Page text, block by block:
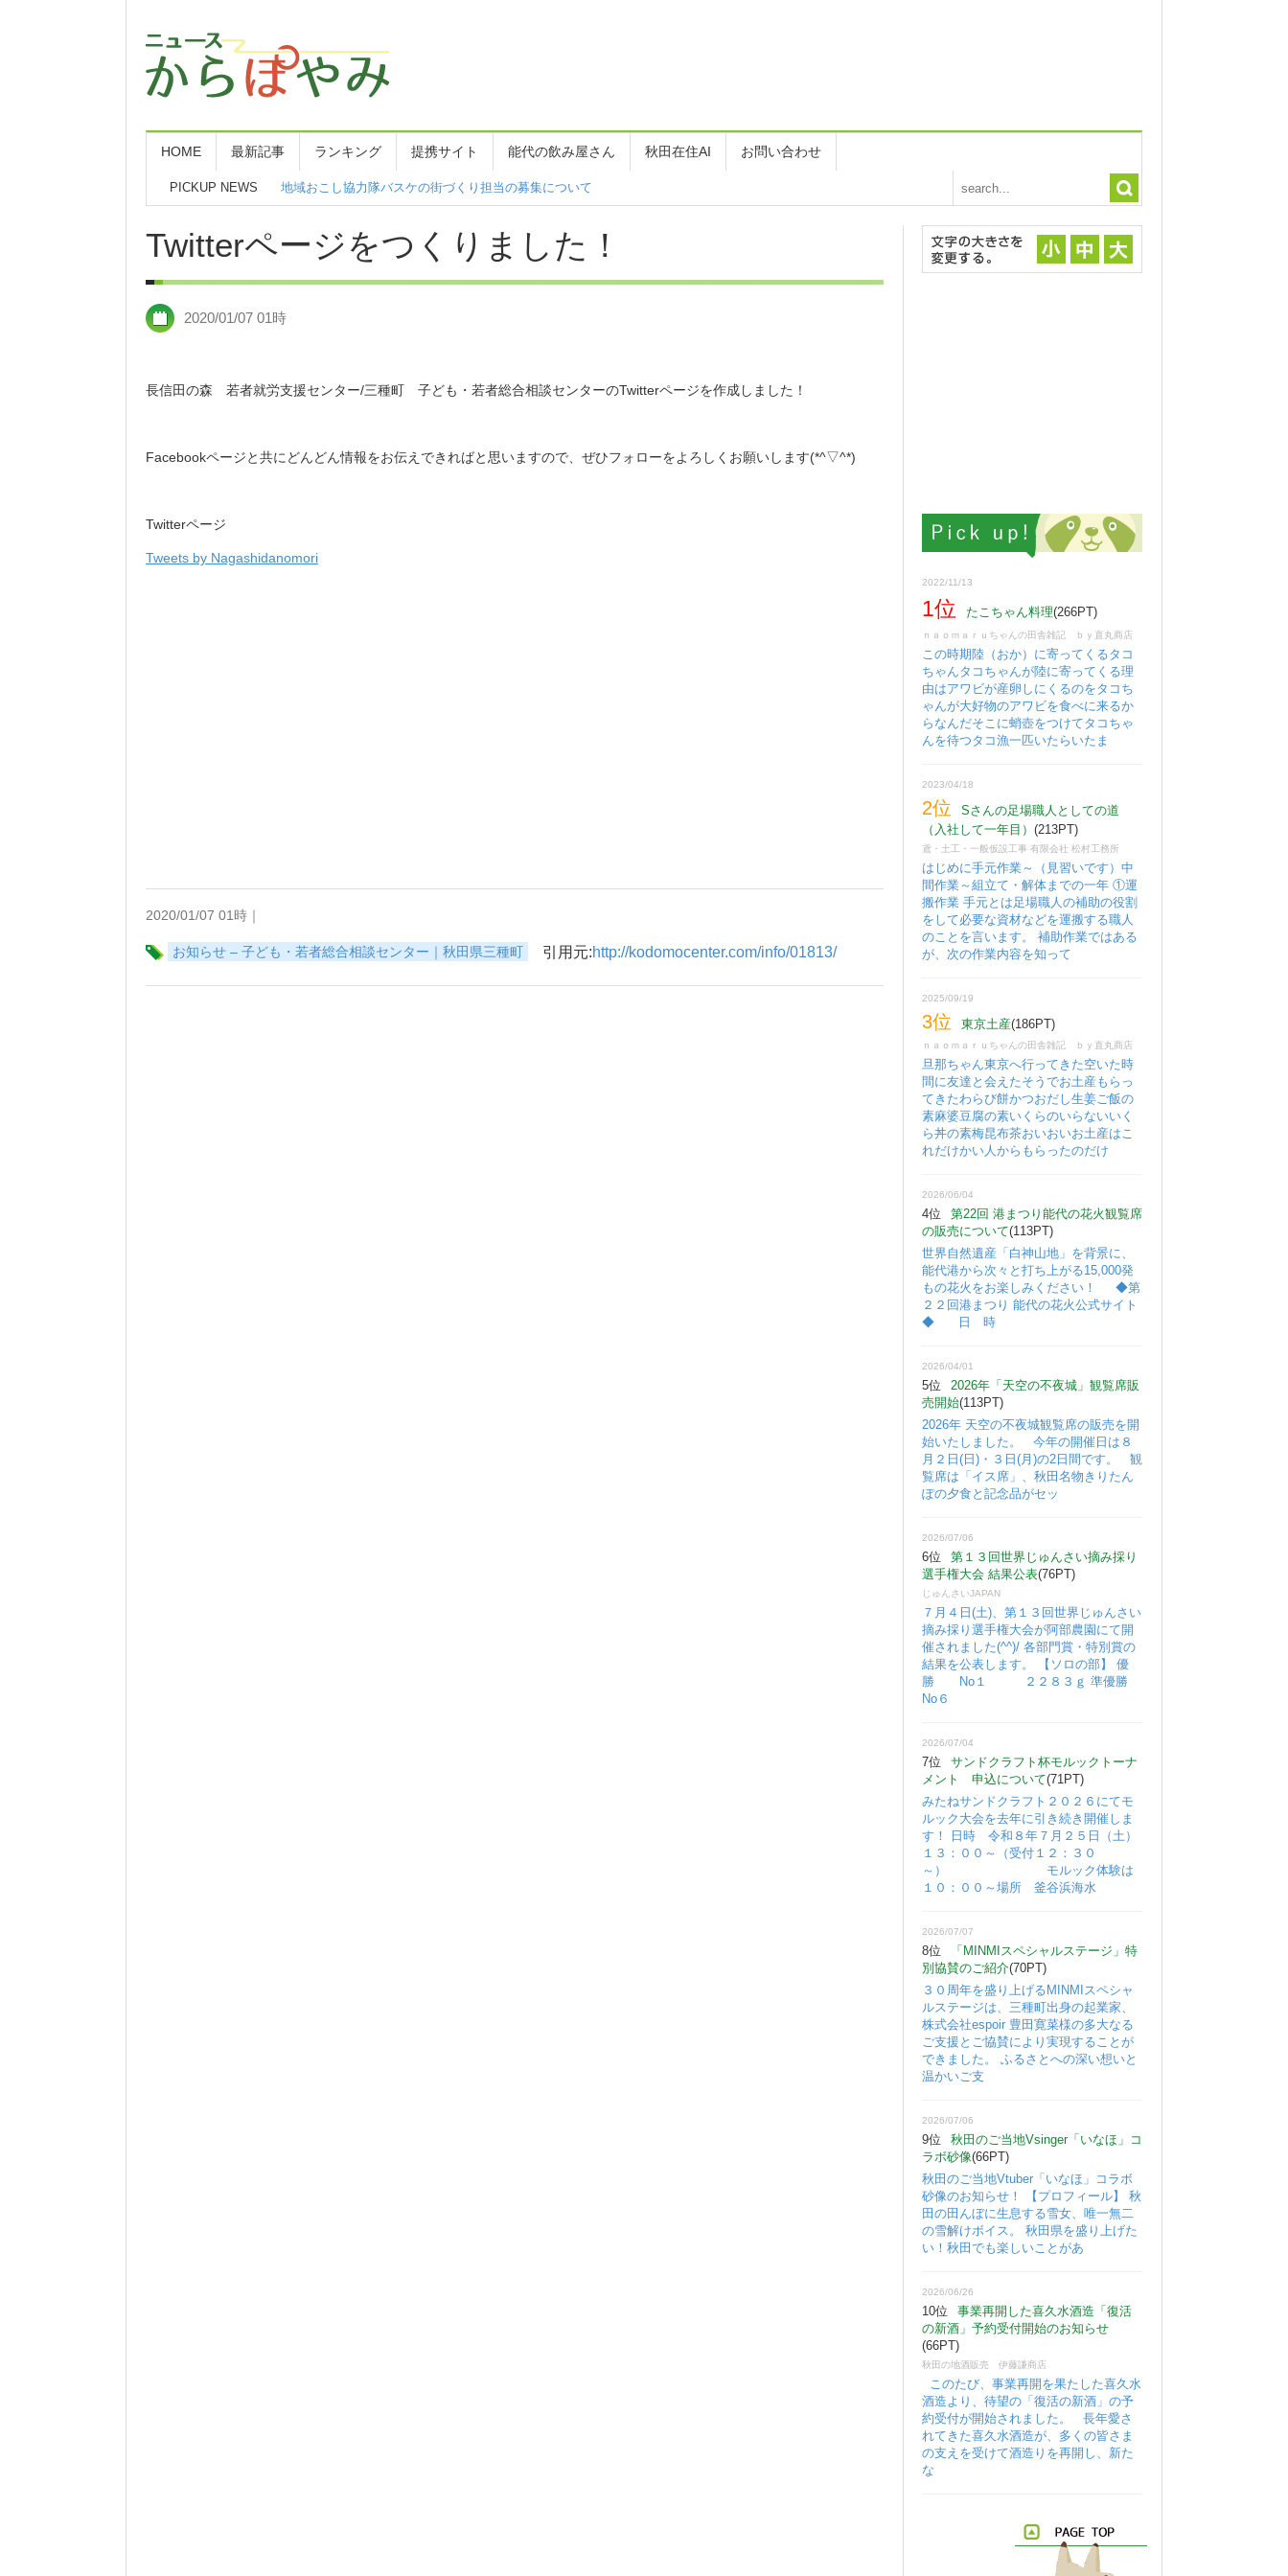
HOME 最新記事 ランキング 提携サイト 能代の飲み屋さん 秋田在住AI お問い合わせ
PICKUP NEWS KADOKAWAアニメ「佐々木とピーちゃんSeason2」コラボ砂像
Twitterページをつくりました！
2020/01/07 01時
長信田の森 若者就労支援センター/三種町 子ども・若者総合相談センターのTwitterページを作成しました！
Facebookページと共にどんどん情報をお伝えできればと思いますので、ぜひフォローをよろしくお願いします(*^▽^*)
Twitterページ
Tweets by Nagashidanomori
2020/01/07 01時｜
お知らせ – 子ども・若者総合相談センター｜秋田県三種町 引用元:http://kodomocenter.com/info/01813/
2022/11/13
1位 たこちゃん料理(266PT)
ｎａｏｍａｒｕちゃんの田舎雑記 ｂｙ直丸商店
この時期陸（おか）に寄ってくるタコ
ちゃんタコちゃんが陸に寄ってくる理
由はアワビが産卵しにくるのをタコち
ゃんが大好物のアワビを食べに来るか
らなんだそこに蛸壺をつけてタコちゃ
んを待つタコ漁一匹いたらいたま
2023/04/18
2位
Sさんの足場職人としての道
（入社して一年目） (213PT)
鳶・土工・一般仮設工事 有限会社 松村工務所
はじめに手元作業～（見習いです）中
間作業～組立て・解体までの一年 ①運
搬作業 手元とは足場職人の補助の役割
をして必要な資材などを運搬する職人
のことを言います。 補助作業ではある
が、次の作業内容を知って
2025/09/19
3位 東京土産(186PT)
ｎａｏｍａｒｕちゃんの田舎雑記 ｂｙ直丸商店
旦那ちゃん東京へ行ってきた空いた時
間に友達と会えたそうでお土産もらっ
てきたわらび餅かつおだし生姜ご飯の
素麻婆豆腐の素いくらのいらないいく
ら丼の素梅昆布茶おいおいお土産はこ
れだけかい人からもらったのだけ
2026/06/04
4位
第22回 港まつり能代の花火観覧席
の販売について(113PT)
世界自然遺産「白神山地」を背景に、
能代港から次々と打ち上がる15,000発
もの花火をお楽しみください！ ◆第
２２回港まつり 能代の花火公式サイト
◆ 日 時
2026/04/01
5位
2026年「天空の不夜城」観覧席販
売開始(113PT)
2026年 天空の不夜城観覧席の販売を開
始いたしました。 今年の開催日は８
月２日(日)・３日(月)の2日間です。 観
覧席は「イス席」、秋田名物きりたん
ぽの夕食と記念品がセッ
2026/07/06
6位
第１３回世界じゅんさい摘み採り
選手権大会 結果公表(76PT)
じゅんさいJAPAN
７月４日(土)、第１３回世界じゅんさい
摘み採り選手権大会が阿部農園にて開
催されました(^^)/ 各部門賞・特別賞の
結果を公表します。 【ソロの部】 優
勝 No１ ２２８３ｇ 準優勝
No６
2026/07/04
7位
サンドクラフト杯モルックトーナ
メント 申込について(71PT)
みたねサンドクラフト２０２６にてモ
ルック大会を去年に引き続き開催しま
す！ 日時 令和８年７月２５日（土）
１３：００～（受付１２：３０
～） モルック体験は
１０：００～場所 釜谷浜海水
2026/07/07
8位
「MINMIスペシャルステージ」特
別協賛のご紹介(70PT)
３０周年を盛り上げるMINMIスペシャ
ルステージは、三種町出身の起業家、
株式会社espoir 豊田寛菜様の多大なる
ご支援とご協賛により実現することが
できました。 ふるさとへの深い想いと
温かいご支
2026/07/06
9位
秋田のご当地Vsinger「いなほ」コ
ラボ砂像(66PT)
秋田のご当地Vtuber「いなほ」コラボ
砂像のお知らせ！ 【プロフィール】 秋
田の田んぼに生息する雪女、唯一無二
の雪解けボイス。 秋田県を盛り上げた
い！秋田でも楽しいことがあ
2026/06/26
10位
事業再開した喜久水酒造「復活
の新酒」予約受付開始のお知らせ
(66PT)
秋田の地酒販売 伊藤謙商店
このたび、事業再開を果たした喜久水
酒造より、待望の「復活の新酒」の予
約受付が開始されました。 長年愛さ
れてきた喜久水酒造が、多くの皆さま
の支えを受けて酒造りを再開し、新た
な